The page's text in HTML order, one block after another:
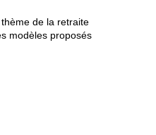
de la retraite
modèles proposés